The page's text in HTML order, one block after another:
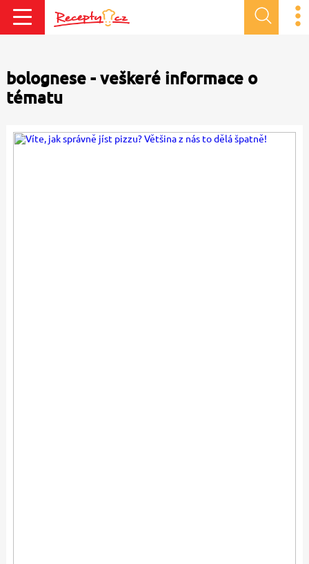
bolognese - veškeré informace o
tématu